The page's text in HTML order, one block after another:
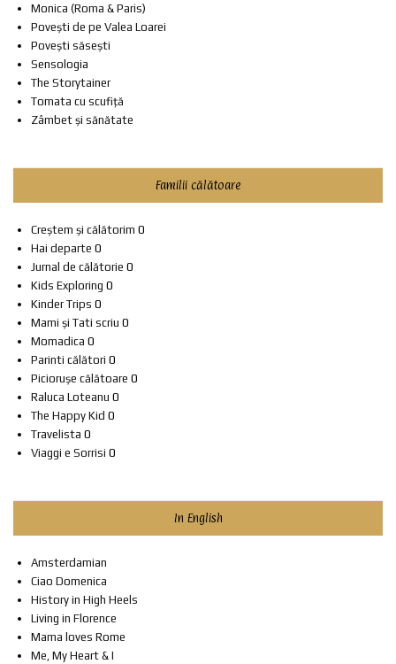
Monica (Roma & Paris)
Povești de pe Valea Loarei
Povești săsești
Sensologia
The Storytainer
Tomata cu scufiță
Zâmbet și sănătate
Familii călătoare
Creștem și călătorim 0
Hai departe 0
Jurnal de călătorie 0
Kids Exploring 0
Kinder Trips 0
Mami și Tati scriu 0
Momadica 0
Parinti călători 0
Piciorușe călătoare 0
Raluca Loteanu 0
The Happy Kid 0
Travelista 0
Viaggi e Sorrisi 0
In English
Amsterdamian
Ciao Domenica
History in High Heels
Living in Florence
Mama loves Rome
Me, My Heart & I